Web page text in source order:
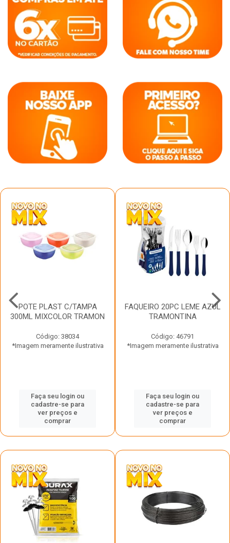
POTE PLAST C/TAMPA
300ML MIXCOLOR TRAMON
Código: 38034
*Imagem meramente ilustrativa
Faça seu login ou
cadastre-se para
ver preços e
comprar
FAQUEIRO 20PC LEME AZUL
TRAMONTINA
Código: 46791
*Imagem meramente ilustrativa
Faça seu login ou
cadastre-se para
ver preços e
comprar